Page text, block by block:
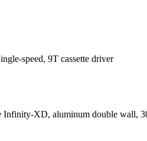
speed, 9T cassette driver
Infinity-XD, aluminum double wall,